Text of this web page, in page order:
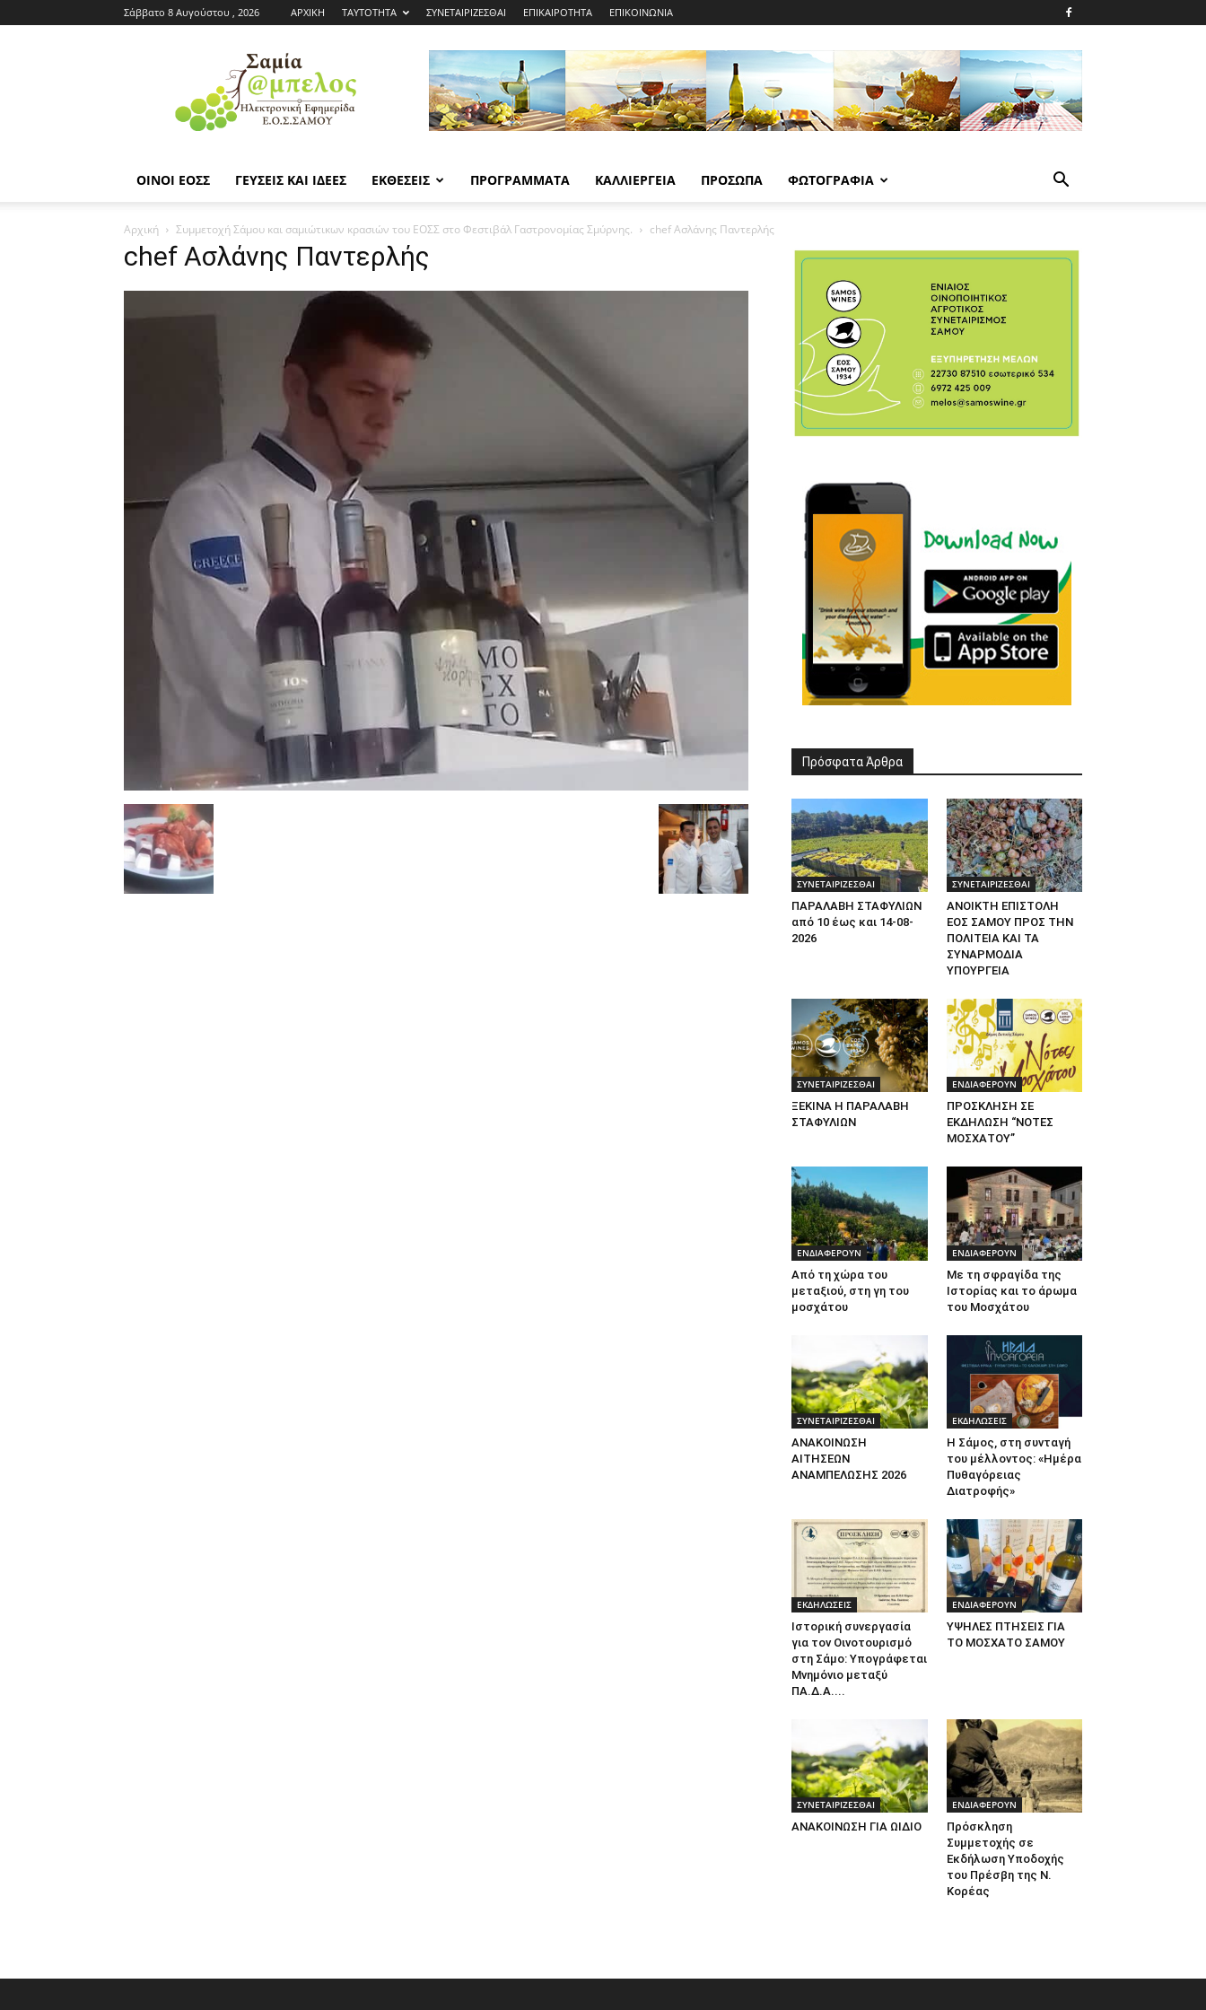
Σάββατο 8 Αυγούστου , 2026 ΑΡΧΙΚΗ ΤΑΥΤΟΤΗΤΑ ΣΥΝΕΤΑΙΡΙΖΕΣΘΑΙ ΕΠΙΚΑΙΡΟΤΗΤΑ ΕΠΙΚΟΙΝΩΝΙΑ
Εφημερίδα
ΕΟΣΣ
|
Σαμία
ΟΙΝΟΙ ΕΟΣΣ ΓΕΥΣΕΙΣ ΚΑΙ ΙΔΕΕΣ ΕΚΘΕΣΕΙΣ ΠΡΟΓΡΑΜΜΑΤΑ ΚΑΛΛΙΕΡΓΕΙΑ ΠΡΟΣΩΠΑ ΦΩΤΟΓΡΑΦΙΑ
Αρχική Συμμετοχή Σάμου και σαμιώτικων κρασιών του ΕΟΣΣ στο Φεστιβάλ Γαστρονομίας Σμύρνης. chef Ασλάνης Παντερλής
chef Ασλάνης Παντερλής
Πρόσφατα Άρθρα
ΣΥΝΕΤΑΙΡΙΖΕΣΘΑΙ
ΠΑΡΑΛΑΒΗ ΣΤΑΦΥΛΙΩΝ
από 10 έως και 14-08-
2026
ΣΥΝΕΤΑΙΡΙΖΕΣΘΑΙ
ΑΝΟΙΚΤΗ ΕΠΙΣΤΟΛΗ
ΕΟΣ ΣΑΜΟΥ ΠΡΟΣ ΤΗΝ
ΠΟΛΙΤΕΙΑ ΚΑΙ ΤΑ
ΣΥΝΑΡΜΟΔΙΑ
ΥΠΟΥΡΓΕΙΑ
ΣΥΝΕΤΑΙΡΙΖΕΣΘΑΙ
ΞΕΚΙΝΑ Η ΠΑΡΑΛΑΒΗ
ΣΤΑΦΥΛΙΩΝ
ΕΝΔΙΑΦΕΡΟΥΝ
ΠΡΟΣΚΛΗΣΗ ΣΕ
ΕΚΔΗΛΩΣΗ “ΝΟΤΕΣ
ΜΟΣΧΑΤΟΥ”
ΕΝΔΙΑΦΕΡΟΥΝ
Από τη χώρα του
μεταξιού, στη γη του
μοσχάτου
ΕΝΔΙΑΦΕΡΟΥΝ
Με τη σφραγίδα της
Ιστορίας και το άρωμα
του Μοσχάτου
ΣΥΝΕΤΑΙΡΙΖΕΣΘΑΙ
ΑΝΑΚΟΙΝΩΣΗ
ΑΙΤΗΣΕΩΝ
ΑΝΑΜΠΕΛΩΣΗΣ 2026
ΕΚΔΗΛΩΣΕΙΣ
Η Σάμος, στη συνταγή
του μέλλοντος: «Ημέρα
Πυθαγόρειας
Διατροφής»
ΕΚΔΗΛΩΣΕΙΣ
Ιστορική συνεργασία
για τον Οινοτουρισμό
στη Σάμο: Υπογράφεται
Μνημόνιο μεταξύ
ΠΑ.Δ.Α....
ΕΝΔΙΑΦΕΡΟΥΝ
ΥΨΗΛΕΣ ΠΤΗΣΕΙΣ ΓΙΑ
ΤΟ ΜΟΣΧΑΤΟ ΣΑΜΟΥ
ΣΥΝΕΤΑΙΡΙΖΕΣΘΑΙ
ΑΝΑΚΟΙΝΩΣΗ ΓΙΑ ΩΙΔΙΟ
ΕΝΔΙΑΦΕΡΟΥΝ
Πρόσκληση
Συμμετοχής σε
Εκδήλωση Υποδοχής
του Πρέσβη της Ν.
Κορέας